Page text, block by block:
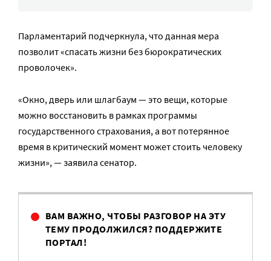
Парламентарий подчеркнула, что данная мера
позволит «спасать жизни без бюрократических
проволочек».
«Окно, дверь или шлагбаум — это вещи, которые
можно восстановить в рамках программы
государственного страхования, а вот потерянное
время в критический момент может стоить человеку
жизни», — заявила сенатор.
ВАМ ВАЖНО, ЧТОБЫ РАЗГОВОР НА ЭТУ
ТЕМУ ПРОДОЛЖИЛСЯ? ПОДДЕРЖИТЕ
ПОРТАЛ!